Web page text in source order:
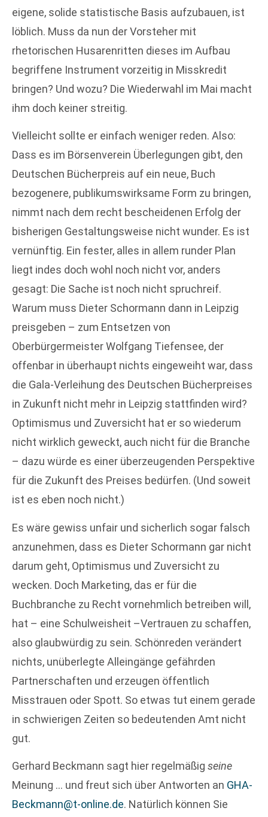
eigene, solide statistische Basis aufzubauen, ist
löblich. Muss da nun der Vorsteher mit
rhetorischen Husarenritten dieses im Aufbau
begriffene Instrument vorzeitig in Misskredit
bringen? Und wozu? Die Wiederwahl im Mai macht
ihm doch keiner streitig.
Vielleicht sollte er einfach weniger reden. Also:
Dass es im Börsenverein Überlegungen gibt, den
Deutschen Bücherpreis auf ein neue, Buch
bezogenere, publikumswirksame Form zu bringen,
nimmt nach dem recht bescheidenen Erfolg der
bisherigen Gestaltungsweise nicht wunder. Es ist
vernünftig. Ein fester, alles in allem runder Plan
liegt indes doch wohl noch nicht vor, anders
gesagt: Die Sache ist noch nicht spruchreif.
Warum muss Dieter Schormann dann in Leipzig
preisgeben – zum Entsetzen von
Oberbürgermeister Wolfgang Tiefensee, der
offenbar in überhaupt nichts eingeweiht war, dass
die Gala-Verleihung des Deutschen Bücherpreises
in Zukunft nicht mehr in Leipzig stattfinden wird?
Optimismus und Zuversicht hat er so wiederum
nicht wirklich geweckt, auch nicht für die Branche
– dazu würde es einer überzeugenden Perspektive
für die Zukunft des Preises bedürfen. (Und soweit
ist es eben noch nicht.)
Es wäre gewiss unfair und sicherlich sogar falsch
anzunehmen, dass es Dieter Schormann gar nicht
darum geht, Optimismus und Zuversicht zu
wecken. Doch Marketing, das er für die
Buchbranche zu Recht vornehmlich betreiben will,
hat – eine Schulweisheit –Vertrauen zu schaffen,
also glaubwürdig zu sein. Schönreden verändert
nichts, unüberlegte Alleingänge gefährden
Partnerschaften und erzeugen öffentlich
Misstrauen oder Spott. So etwas tut einem gerade
in schwierigen Zeiten so bedeutenden Amt nicht
gut.
Gerhard Beckmann sagt hier regelmäßig seine
Meinung … und freut sich über Antworten an GHA-
Beckmann@t-online.de. Natürlich können Sie